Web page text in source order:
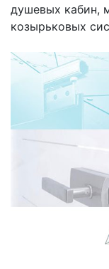
душевых кабин,
козырьковых